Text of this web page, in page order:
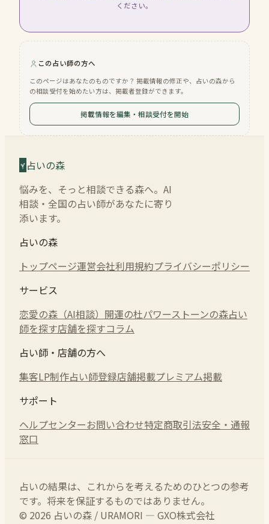
ください。
この占い師の方へ
このページはあなたのものですか？ 掲載情報の修正や、占いの森から
の相談受付を始めたい方は、掲載者登録ができます。
掲載情報を編集・相談受付を開始
占いの森
悩みを、そっと相談できる森へ。AI
相談・全国の占い師があなたに寄り
添います。
占いの森
トップページ運営会社利用規約プライバシーポリシー
サービス
恋愛の森（AI相談） 開運の杜パワーストーンの森占い
師を探す店舗を探すコラム
占い師・店舗の方へ
集客LP制作占い師登録店舗掲載プレミアム掲載
サポート
ヘルプセンターお問い合わせ特定商取引法安全・通報
窓口
占いの結果は、これからを考えるためのひとつの参考
です。将来を保証するものではありません。
© 2026 占いの森 / URAMORI — GXO株式会社